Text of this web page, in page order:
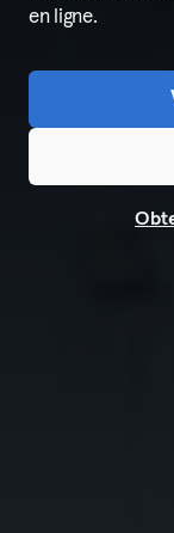
en ligne.